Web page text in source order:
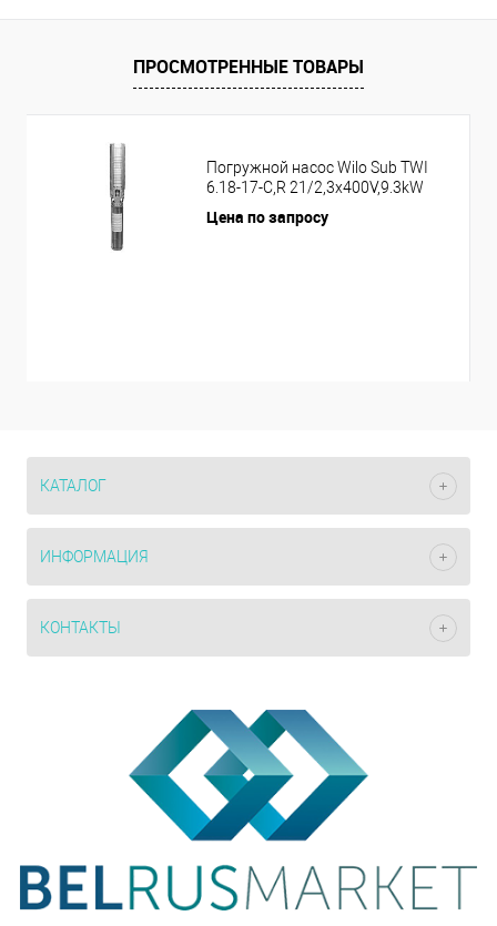
ПРОСМОТРЕННЫЕ ТОВАРЫ
Погружной насос Wilo Sub TWI
6.18-17-C,R 21/2,3x400V,9.3kW
Цена по запросу
КАТАЛОГ
ИНФОРМАЦИЯ
КОНТАКТЫ